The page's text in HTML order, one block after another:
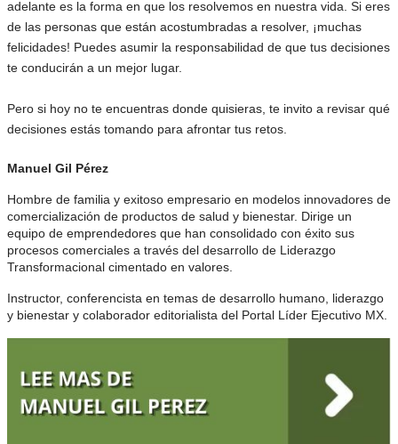
adelante es la forma en que los resolvemos en nuestra vida. Si eres
de las personas que están acostumbradas a resolver, ¡muchas
felicidades! Puedes asumir la responsabilidad de que tus decisiones
te conducirán a un mejor lugar.
Pero si hoy no te encuentras donde quisieras, te invito a revisar qué
decisiones estás tomando para afrontar tus retos.
Manuel Gil Pérez
Hombre de familia y exitoso empresario en modelos innovadores de
comercialización de productos de salud y bienestar. Dirige un
equipo de emprendedores que han consolidado con éxito sus
procesos comerciales a través del desarrollo de Liderazgo
Transformacional cimentado en valores.
Instructor, conferencista en temas de desarrollo humano, liderazgo
y bienestar y colaborador editorialista del Portal Líder Ejecutivo MX.